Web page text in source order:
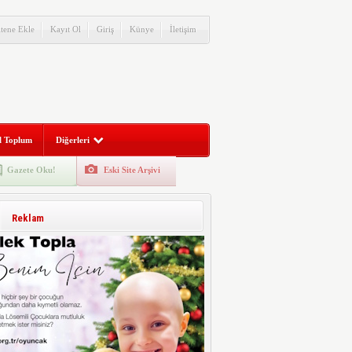
Ekle Kayıt Ol Giriş Künye İletişim
Toplum Diğerleri
Gazete Oku! Eski Site Arşivi
Reklam